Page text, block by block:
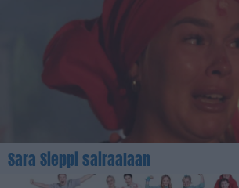
Sara Sieppi sairaalaan